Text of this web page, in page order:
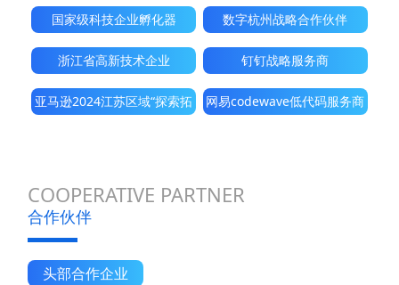
国家级科技企业孵化器 数字杭州战略合作伙伴
浙江省高新技术企业 钉钉战略服务商
亚马逊2024江苏区域“探索拓
网易codewave低代码服务商
COOPERATIVE PARTNER
合作伙伴
头部合作企业